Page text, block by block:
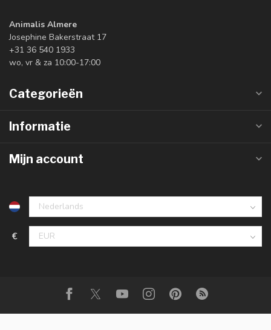
Animalis Almere
Josephine Bakerstraat 17
+31 36 540 1933
wo, vr & za 10:00-17:00
Categorieën
Informatie
Mijn account
€